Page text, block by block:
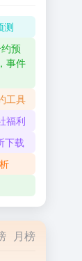
测
预
事件
工具
福利
下载
月榜